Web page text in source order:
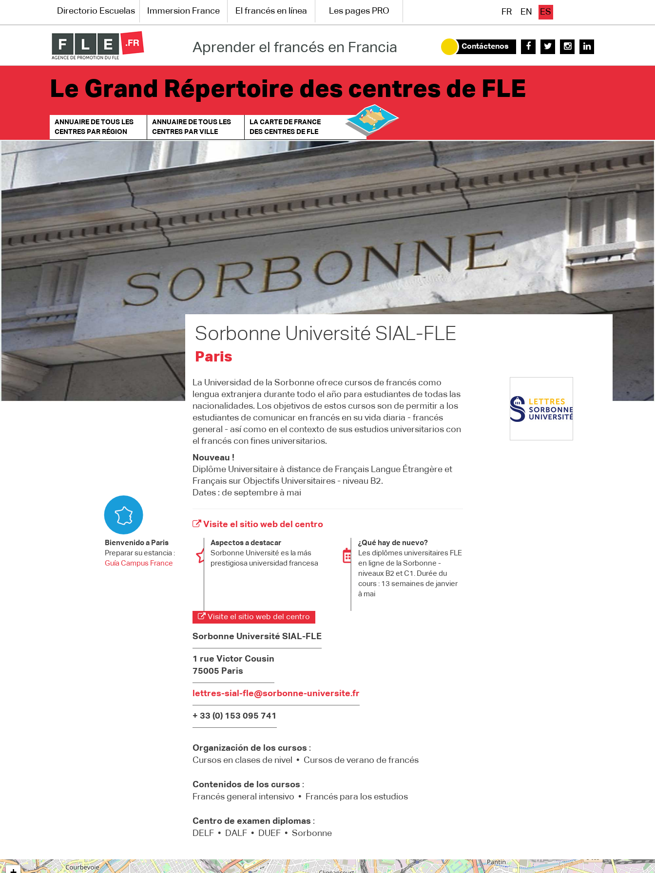
Directorio Escuelas
Immersion France
Les pages PRO FLE
Directorio Escuelas Immersion France El francés en línea Les pages PRO FR EN ES
Aprender el francés en Francia Contáctenos
Le Grand Répertoire des centres de FLE
ANNUAIRE DE TOUS LES
CENTRES PAR RÉGION
ANNUAIRE DE TOUS LES
CENTRES PAR VILLE
LA CARTE DE FRANCE
DES CENTRES DE FLE
Sorbonne Université SIAL-FLE
Paris
La Universidad de la Sorbonne ofrece cursos de francés como
lengua extranjera durante todo el año para estudiantes de todas las
nacionalidades. Los objetivos de estos cursos son de permitir a los
estudiantes de comunicar en francés en su vida diaria - francés
general - así como en el contexto de sus estudios universitarios con
el francés con fines universitarios.
Nouveau !
Diplôme Universitaire à distance de Français Langue Étrangère et
Français sur Objectifs Universitaires - niveau B2.
Dates : de septembre à mai
Visite el sitio web del centro
Bienvenido a Paris
Preparar su estancia :
Guía Campus France
Aspectos a destacar
Sorbonne Université es la más
prestigiosa universidad francesa
¿Qué hay de nuevo?
Les diplômes universitaires FLE
en ligne de la Sorbonne -
niveaux B2 et C1. Durée du
cours : 13 semaines de janvier
à mai
Visite el sitio web del centro
Sorbonne Université SIAL-FLE
1 rue Victor Cousin
75005 Paris
lettres-sial-fle@sorbonne-universite.fr
+ 33 (0) 153 095 741
Organización de los cursos :
Cursos en clases de nivel • Cursos de verano de francés
Contenidos de los cursos :
Francés general intensivo • Francés para los estudios
Centro de examen diplomas :
DELF • DALF • DUEF • Sorbonne